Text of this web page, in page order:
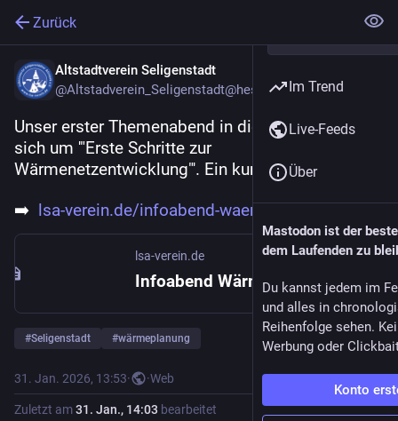
Zurück
Altstadtverein Seligenstadt
@Altstadverein_Seligenstadt@hessen.social
Unser erster Themenabend in diesem Jahr drehte
sich um '"Erste Schritte zur
Wärmenetzentwicklung"'. Ein kurzer Bericht unter
➡️ lsa-verein.de/infoabend-waerme
lsa-verein.de
Infoabend Wärmenetze – Lebenswerte Seligenstädter Altstadt e.V.
#Seligenstadt #wärmeplanung
31. Jan. 2026, 13:53· ·Web
Zuletzt am31. Jan., 14:03 bearbeitet
Im Trend
Live-Feeds
Über
Mastodon ist der
dem Laufenden zu
Du kannst jedem im
und alles in
Reihenfolge sehen.
Werbung oder
Konto